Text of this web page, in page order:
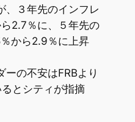
、３年先のインフレ
2.7％に、５年先の
から2.9％に上昇
ーの不安はFRBより
とシティが指摘